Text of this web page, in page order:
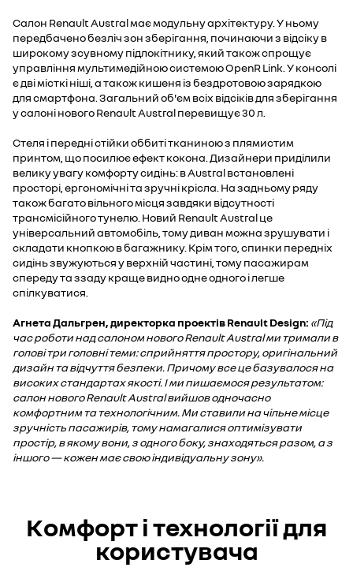
Салон Renault Austral має модульну архітектуру. У ньому
передбачено безліч зон зберігання, починаючи з відсіку в
широкому зсувному підлокітнику, який також спрощує
управління мультимедійною системою OpenR Link. У консолі
є дві місткі ніші, а також кишеня із бездротовою зарядкою
для смартфона. Загальний об'єм всіх відсіків для зберігання
у салоні нового Renault Austral перевищує 30 л.
Стеля і передні стійки оббиті тканиною з плямистим
принтом, що посилює ефект кокона. Дизайнери приділили
велику увагу комфорту сидінь: в Austral встановлені
просторі, ергономічні та зручні крісла. На задньому ряду
також багато вільного місця завдяки відсутності
трансмісійного тунелю. Новий Renault Austral це
універсальний автомобіль, тому диван можна зрушувати і
складати кнопкою в багажнику. Крім того, спинки передніх
сидінь звужуються у верхній частині, тому пасажирам
спереду та ззаду краще видно одне одного і легше
спілкуватися.
Агнета Дальгрен, директорка проектів Renault Design: «Під
час роботи над салоном нового Renault Austral ми тримали в
голові три головні теми: сприйняття простору, оригінальний
дизайн та відчуття безпеки. Причому все це базувалося на
високих стандартах якості. І ми пишаємося результатом:
салон нового Renault Austral вийшов одночасно
комфортним та технологічним. Ми ставили на чільне місце
зручність пасажирів, тому намагалися оптимізувати
простір, в якому вони, з одного боку, знаходяться разом, а з
іншого — кожен має свою індивідуальну зону».
Комфорт і технології для
користувача